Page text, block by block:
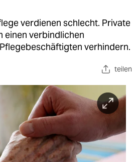
verdienen schlecht. Private
einen verbindlichen
verhindern.
teilen